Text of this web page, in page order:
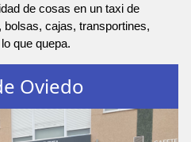
de cosas en un taxi de
cajas, transportines,
que quepa.
Oviedo